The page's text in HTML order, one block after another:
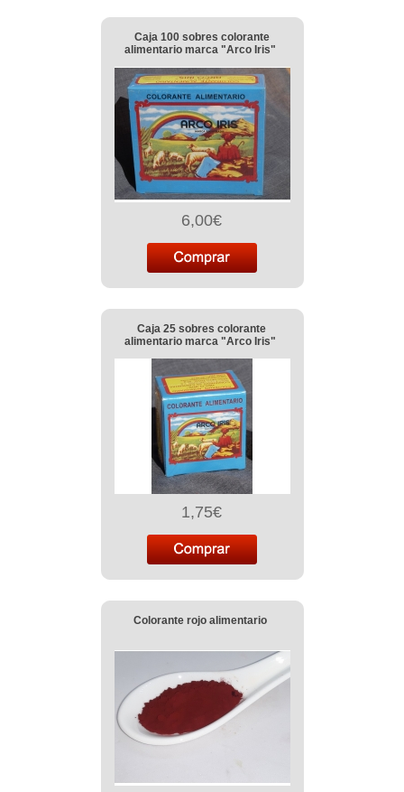
Caja 100 sobres colorante
alimentario marca "Arco Iris"
6,00€
Caja 25 sobres colorante
alimentario marca "Arco Iris"
1,75€
Colorante rojo alimentario